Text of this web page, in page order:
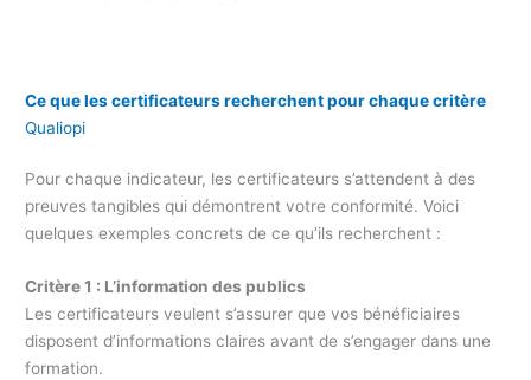
Ce que les certificateurs recherchent pour chaque critère
Qualiopi
Pour chaque indicateur, les certificateurs s’attendent à des
preuves tangibles qui démontrent votre conformité. Voici
quelques exemples concrets de ce qu’ils recherchent :
Critère 1 : L’information des publics
Les certificateurs veulent s’assurer que vos bénéficiaires
disposent d’informations claires avant de s’engager dans une
formation.